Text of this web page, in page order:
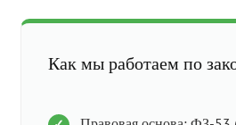
Как мы работаем по